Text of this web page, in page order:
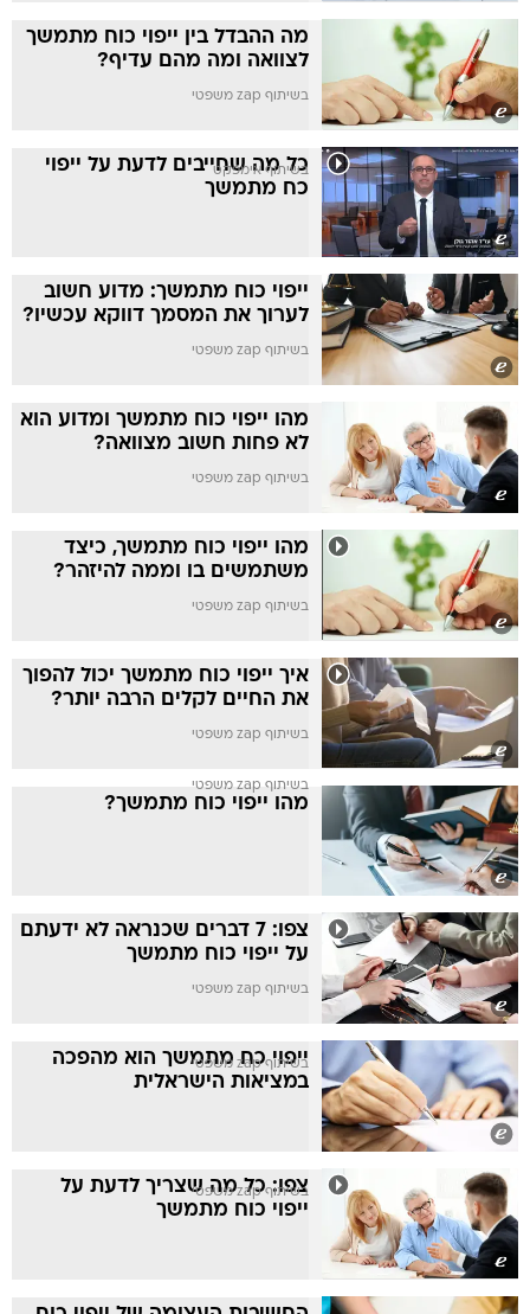
מה ההבדל בין ייפוי כוח מתמשך
לצוואה ומה מהם עדיף?
בשיתוף zap משפטי
כל מה שחייבים לדעת על ייפוי
כח מתמשך
בשיתוף אימפקט
ייפוי כוח מתמשך: מדוע חשוב
לערוך את המסמך דווקא עכשיו?
בשיתוף zap משפטי
מהו ייפוי כוח מתמשך ומדוע הוא
לא פחות חשוב מצוואה?
בשיתוף zap משפטי
מהו ייפוי כוח מתמשך, כיצד
משתמשים בו וממה להיזהר?
בשיתוף zap משפטי
איך ייפוי כוח מתמשך יכול להפוך
את החיים לקלים הרבה יותר?
בשיתוף zap משפטי
מהו ייפוי כוח מתמשך?
בשיתוף zap משפטי
צפו: 7 דברים שכנראה לא ידעתם
על ייפוי כוח מתמשך
בשיתוף zap משפטי
ייפוי כח מתמשך הוא מהפכה
במציאות הישראלית
בשיתוף zap משפטי
צפו: כל מה שצריך לדעת על
ייפוי כוח מתמשך
בשיתוף zap משפטי